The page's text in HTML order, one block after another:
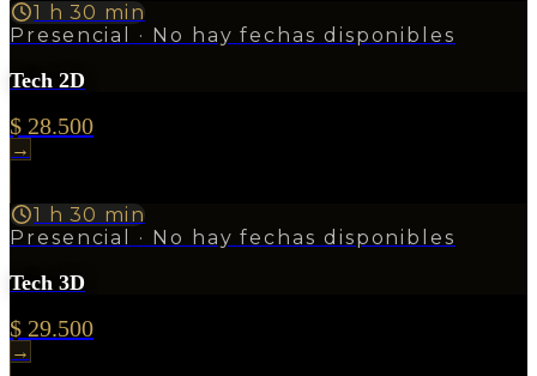
1 h 30 min
Presencial
· No hay fechas disponibles
Tech 2D
$ 28.500
→
1 h 30 min
Presencial
· No hay fechas disponibles
Tech 3D
$ 29.500
→